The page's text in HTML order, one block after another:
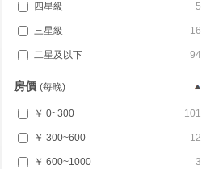
四星級 5
三星級 16
二星及以下 94
房價 (每晚)
￥ 0~300 101
￥ 300~600 12
￥ 600~1000 3